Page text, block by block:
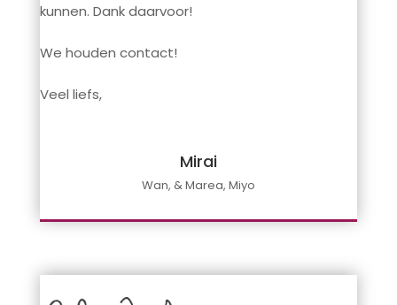
kunnen. Dank daarvoor!
We houden contact!
Veel liefs,
Mirai
Wan, & Marea, Miyo